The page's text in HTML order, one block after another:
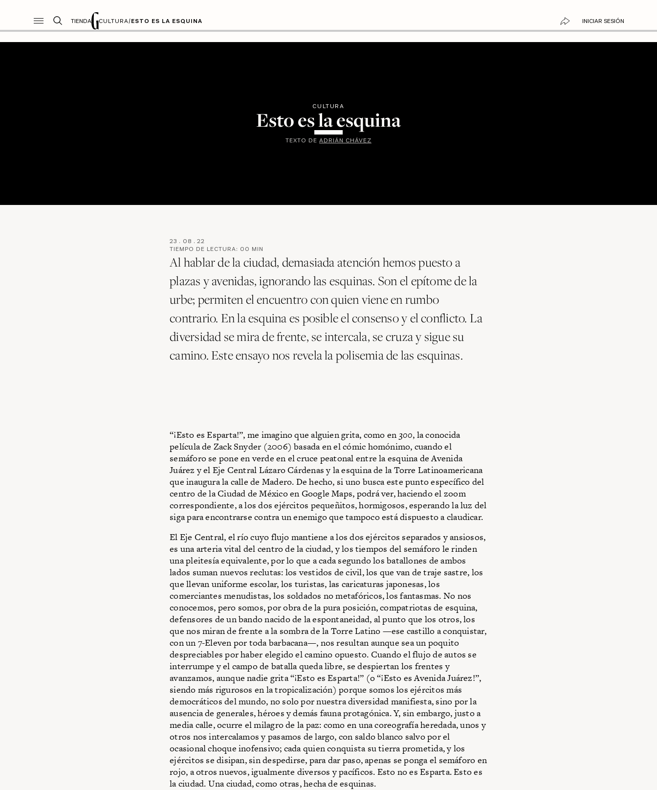
TIENDA CULTURA/ESTO ES LA ESQUINA INICIAR SESIÓN
CULTURA
Esto es la esquina
TEXTO DE ADRIÁN CHÁVEZ
23 . 08 . 22
TIEMPO DE LECTURA: 00 MIN
Al hablar de la ciudad, demasiada atención hemos puesto a
plazas y avenidas, ignorando las esquinas. Son el epítome de la
urbe; permiten el encuentro con quien viene en rumbo
contrario. En la esquina es posible el consenso y el conflicto. La
diversidad se mira de frente, se intercala, se cruza y sigue su
camino. Este ensayo nos revela la polisemia de las esquinas.
“¡Esto es Esparta!”, me imagino que alguien grita, como en 300, la conocida
película de Zack Snyder (2006) basada en el cómic homónimo, cuando el
semáforo se pone en verde en el cruce peatonal entre la esquina de Avenida
Juárez y el Eje Central Lázaro Cárdenas y la esquina de la Torre Latinoamericana
que inaugura la calle de Madero. De hecho, si uno busca este punto específico del
centro de la Ciudad de México en Google Maps, podrá ver, haciendo el zoom
correspondiente, a los dos ejércitos pequeñitos, hormigosos, esperando la luz del
siga para encontrarse contra un enemigo que tampoco está dispuesto a claudicar.
El Eje Central, el río cuyo flujo mantiene a los dos ejércitos separados y ansiosos,
es una arteria vital del centro de la ciudad, y los tiempos del semáforo le rinden
una pleitesía equivalente, por lo que a cada segundo los batallones de ambos
lados suman nuevos reclutas: los vestidos de civil, los que van de traje sastre, los
que llevan uniforme escolar, los turistas, las caricaturas japonesas, los
comerciantes menudistas, los soldados no metafóricos, los fantasmas. No nos
conocemos, pero somos, por obra de la pura posición, compatriotas de esquina,
defensores de un bando nacido de la espontaneidad, al punto que los otros, los
que nos miran de frente a la sombra de la Torre Latino —ese castillo a conquistar,
con un 7-Eleven por toda barbacana—, nos resultan aunque sea un poquito
despreciables por haber elegido el camino opuesto. Cuando el flujo de autos se
interrumpe y el campo de batalla queda libre, se despiertan los frentes y
avanzamos, aunque nadie grita “¡Esto es Esparta!” (o “¡Esto es Avenida Juárez!”,
siendo más rigurosos en la tro­picalización) porque somos los ejércitos más
democráticos del mundo, no solo por nuestra diversidad manifiesta, sino por la
ausencia de generales, héroes y demás fauna protagónica. Y, sin embargo, justo a
media calle, ocurre el milagro de la paz: como en una coreografía heredada, unos y
otros nos intercalamos y pasamos de largo, con saldo blanco salvo por el
ocasional choque inofensivo; cada quien conquista su tierra prometida, y los
ejércitos se disipan, sin despedirse, para dar paso, apenas se ponga el semáforo en
rojo, a otros nuevos, igualmente diversos y pacíficos. Esto no es Esparta. Esto es
la ciudad. Una ciudad, como otras, hecha de esquinas.